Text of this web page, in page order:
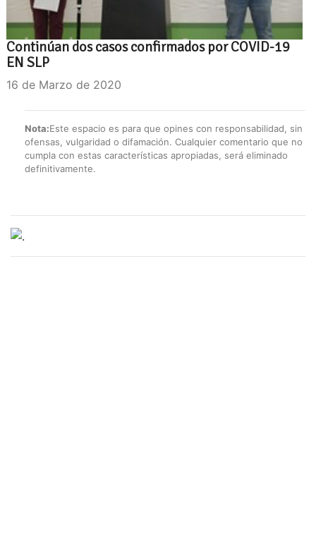
Continúan dos casos confirmados por COVID-19
EN SLP
16 de Marzo de 2020
Nota:Este espacio es para que opines con responsabilidad, sin
ofensas, vulgaridad o difamación. Cualquier comentario que no
cumpla con estas características apropiadas, será eliminado
definitivamente.